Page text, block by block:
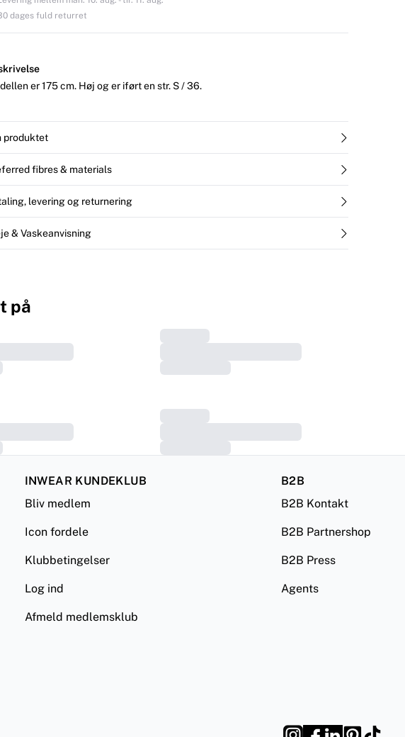
dages fuld returret
er 175 cm. Høj og er iført en str. S / 36.
produktet
fibres & materials
levering og returnering
& Vaskeanvisning
på
INWEAR KUNDEKLUB
Bliv medlem
Icon fordele
Klubbetingelser
Log ind
Afmeld medlemsklub
B2B
B2B Kontakt
B2B Partnershop
B2B Press
Agents